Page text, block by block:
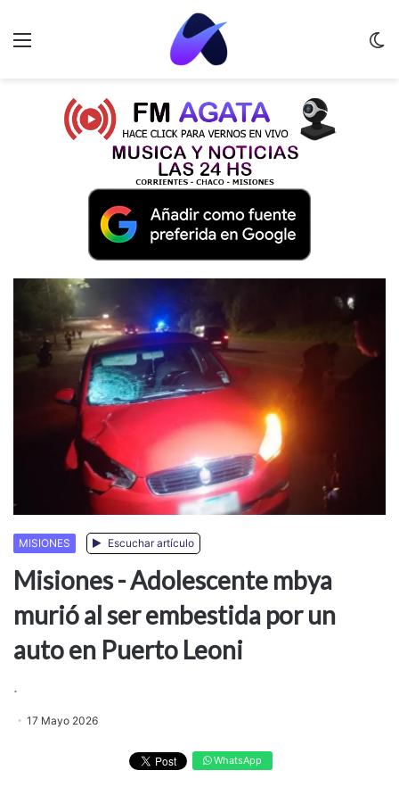
MISIONES Escuchar artículo
Misiones - Adolescente mbya
murió al ser embestida por un
auto en Puerto Leoni
.
17 Mayo 2026
WhatsApp